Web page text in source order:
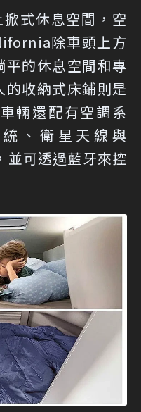
式休息空間，空
除車頭上方
的休息空間和專
收納式床鋪則是
輛還配有空調系
、衛星天線與
並可透過藍牙來控